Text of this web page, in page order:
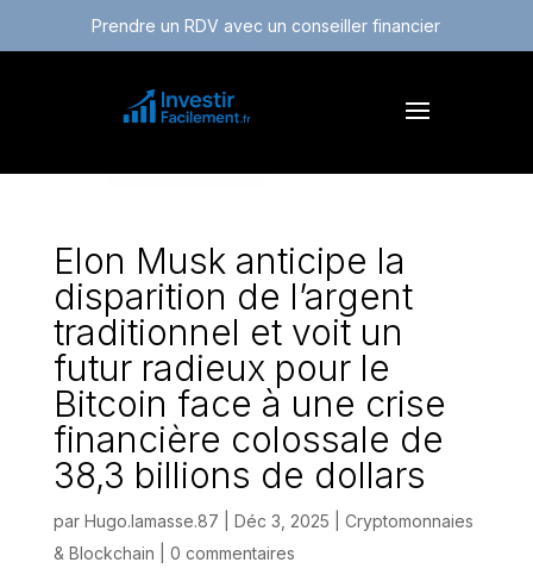
Prendre un RDV avec un conseiller financier
Elon Musk anticipe la
disparition de l’argent
traditionnel et voit un
futur radieux pour le
Bitcoin face à une crise
financière colossale de
38,3 billions de dollars
par Hugo.lamasse.87 Déc 3, 2025
Cryptomonnaies
& Blockchain
0 commentaires